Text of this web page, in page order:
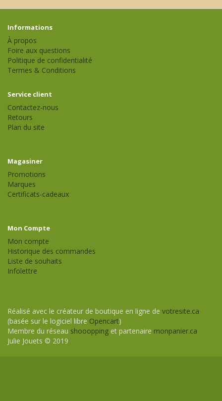
Informations
À propos
Foire aux questions
Politique de confidentialité
Termes & Conditions
Service client
Contactez-nous
Retours
Plan du site
Magasiner
Promotions
Marques
Certificats-cadeaux
Mon Compte
Mon compte
Historique des commandes
Liste de souhaits
Infolettre
Réalisé avec le créateur de boutique en ligne de votresite.ca
(basée sur le logiciel libre Opencart)
Membre du réseau shooopping et partenaire monpanier.ca
Julie Jouets © 2019